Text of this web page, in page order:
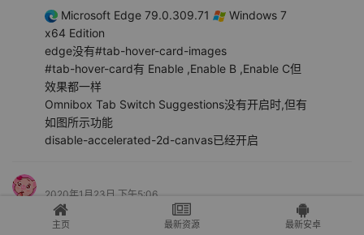
Microsoft Edge 79.0.309.71
Windows 7
x64 Edition
edge没有#tab-hover-card-images
#tab-hover-card有 Enable ,Enable B ,Enable C但
效果都一样
Omnibox Tab Switch Suggestions没有开启时,但有
如图所示功能
disable-accelerated-2d-canvas已经开启
2020年1月23日 下午5:06
Google Chrome 69.0.3497.100
Windows
主页 最新资源 最新安卓